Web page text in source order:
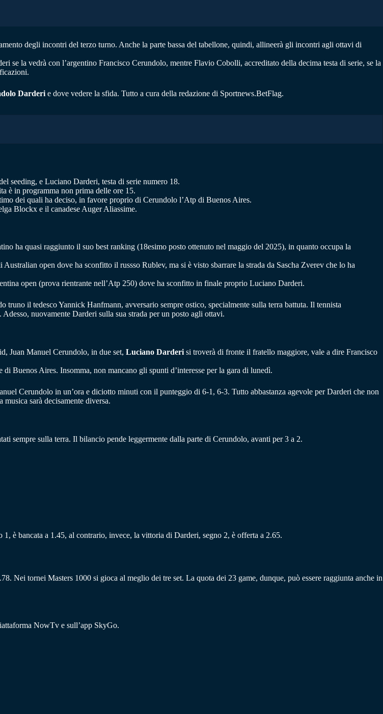
degli incontri del terzo turno. Anche la parte bassa del tabellone, quindi, allineerà gli incontri agli ottavi di
se la vedrà con l’argentino Francisco Cerundolo, mentre Flavio Cobolli, accreditato della decima testa di serie, se la
Darderi e dove vedere la sfida. Tutto a cura della redazione di Sportnews.BetFlag.
seeding, e Luciano Darderi, testa di serie numero 18.
è in programma non prima delle ore 15.
dei quali ha deciso, in favore proprio di Cerundolo l’Atp di Buenos Aires.
Blockx e il canadese Auger Aliassime.
ha quasi raggiunto il suo best ranking (18esimo posto ottenuto nel maggio del 2025), in quanto occupa la
open dove ha sconfitto il russso Rublev, ma si è visto sbarrare la strada da Sascha Zverev che lo ha
open (prova rientrante nell’Atp 250) dove ha sconfitto in finale proprio Luciano Darderi.
il tedesco Yannick Hanfmann, avversario sempre ostico, specialmente sulla terra battuta. Il tennista
nuovamente Darderi sulla sua strada per un posto agli ottavi.
Juan Manuel Cerundolo, in due set, Luciano Darderi si troverà di fronte il fratello maggiore, vale a dire Francisco
Buenos Aires. Insomma, non mancano gli spunti d’interesse per la gara di lunedì.
Cerundolo in un’ora e diciotto minuti con il punteggio di 6-1, 6-3. Tutto abbastanza agevole per Darderi che non
sarà decisamente diversa.
sempre sulla terra. Il bilancio pende leggermente dalla parte di Cerundolo, avanti per 3 a 2.
è bancata a 1.45, al contrario, invece, la vittoria di Darderi, segno 2, è offerta a 2.65.
Nei tornei Masters 1000 si gioca al meglio dei tre set. La quota dei 23 game, dunque, può essere raggiunta anche in
NowTv e sull’app SkyGo.